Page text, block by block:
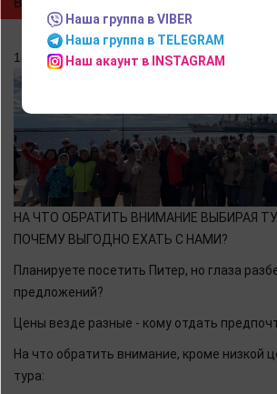
18.05.2022
НА ЧТО ОБРАТИТЬ ВНИМАНИЕ ВЫБИРАЯ
ПОЧЕМУ ВЫГОДНО ЕХАТЬ С НАМИ?
Планируете посетить Питер, но глаза
предложений?
Цены везде разные - кому отдать
На что обратить внимание, кроме низкой
тура:
Наша группа в VIBER
Наша группа в TELEGRAM
Наш акаунт в INSTAGRAM